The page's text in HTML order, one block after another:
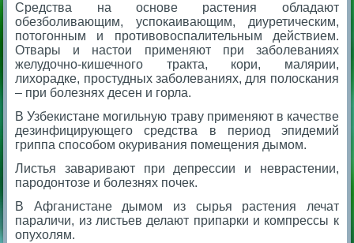
Средства на основе растения обладают
обезболивающим, успокаивающим, диуретическим,
потогонным и противовоспалительным действием.
Отвары и настои применяют при заболеваниях
желудочно-кишечного тракта, кори, малярии,
лихорадке, простудных заболеваниях, для полоскания
– при болезнях десен и горла.
В Узбекистане могильную траву применяют в качестве
дезинфицирующего средства в период эпидемий
гриппа способом окуривания помещения дымом.
Листья заваривают при депрессии и неврастении,
пародонтозе и болезнях почек.
В Афганистане дымом из сырья растения лечат
параличи, из листьев делают припарки и компрессы к
опухолям.